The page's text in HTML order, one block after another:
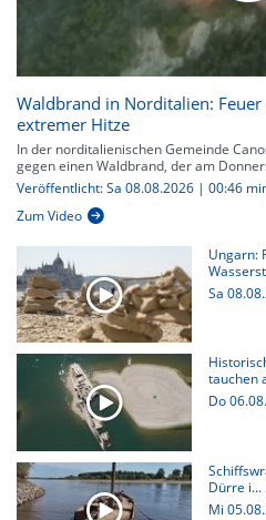
Waldbrand in Norditalien:
extremer Hitze
In der norditalienischen Gemeinde
gegen einen Waldbrand, der am
Veröffentlicht: Sa 08.08.2026 | 00:46
Zum Video
Ungarn:
Sa
tauchen
Do
Dürre i...
Mi